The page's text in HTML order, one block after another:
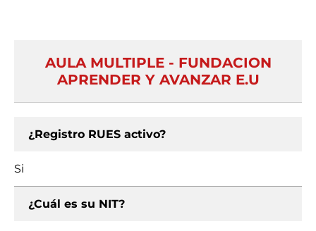
AULA MULTIPLE - FUNDACION
APRENDER Y AVANZAR E.U
¿Registro RUES activo?
Si
¿Cuál es su NIT?